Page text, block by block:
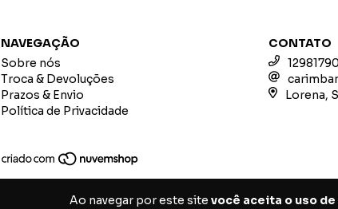
Ao navegar por este site você aceita o uso
NAVEGAÇÃO
Sobre nós
Troca & Devoluções
Prazos & Envio
Política de Privacidade
CONTATO
Lorena,